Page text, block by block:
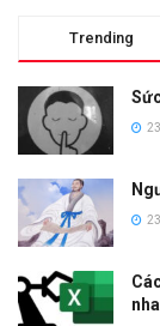
Trending